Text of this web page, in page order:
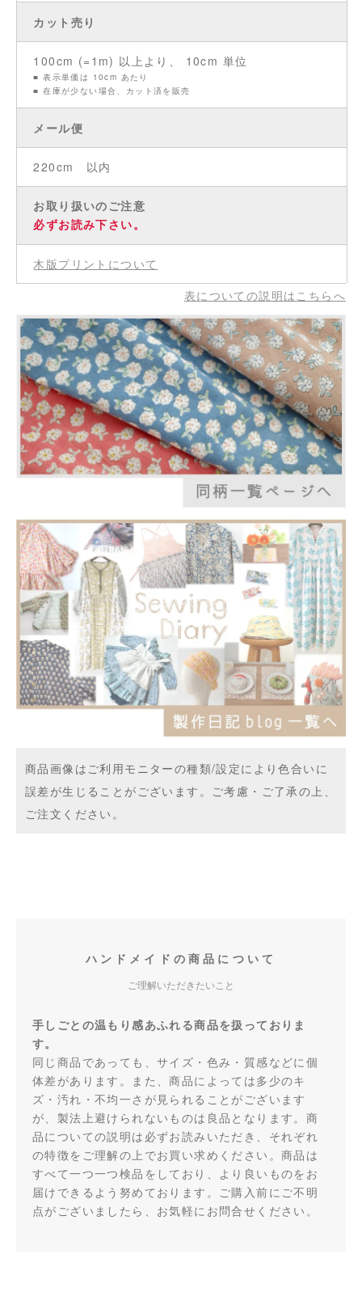
カット売り
100cm (=1m) 以上より、 10cm 単位
■ 表示単価は 10cm あたり
■ 在庫が少ない場合、カット済を販売
メール便
220cm 以内
お取り扱いのご注意
必ずお読み下さい。
木版プリントについて
表についての説明はこちらへ
商品画像はご利用モニターの種類/設定により色合いに
誤差が生じることがございます。ご考慮・ご了承の上、
ご注文ください。
ハンドメイドの商品について
ご理解いただきたいこと
手しごとの温もり感あふれる商品を扱っておりま
す。
同じ商品であっても、サイズ・色み・質感などに個
体差があります。また、商品によっては多少のキ
ズ・汚れ・不均一さが見られることがございます
が、製法上避けられないものは良品となります。商
品についての説明は必ずお読みいただき、それぞれ
の特徴をご理解の上でお買い求めください。商品は
すべて一つ一つ検品をしており、より良いものをお
届けできるよう努めております。ご購入前にご不明
点がございましたら、お気軽にお問合せください。